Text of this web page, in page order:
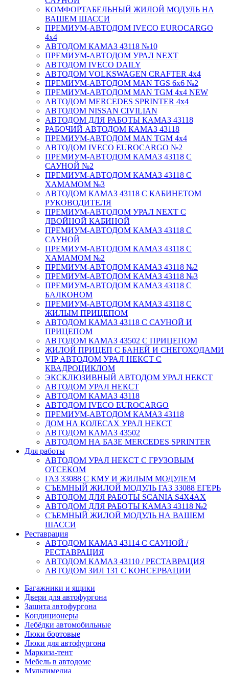
КОМФОРТАБЕЛЬНЫЙ ЖИЛОЙ МОДУЛЬ НА
ВАШЕМ ШАССИ
ПРЕМИУМ-АВТОДОМ IVECO EUROCARGO
4х4
АВТОДОМ КАМАЗ 43118 №10
ПРЕМИУМ-АВТОДОМ УРАЛ NEXT
АВТОДОМ IVECO DAILY
АВТОДОМ VOLKSWAGEN CRAFTER 4х4
ПРЕМИУМ-АВТОДОМ MAN TGS 6х6 №2
ПРЕМИУМ-АВТОДОМ MAN TGM 4x4 NEW
АВТОДОМ MERCEDES SPRINTER 4x4
АВТОДОМ NISSAN CIVILIAN
АВТОДОМ ДЛЯ РАБОТЫ КАМАЗ 43118
РАБОЧИЙ АВТОДОМ КАМАЗ 43118
ПРЕМИУМ-АВТОДОМ MAN TGM 4x4
АВТОДОМ IVECO EUROCARGO №2
ПРЕМИУМ-АВТОДОМ КАМАЗ 43118 С
САУНОЙ №2
ПРЕМИУМ-АВТОДОМ КАМАЗ 43118 С
ХАМАМОМ №3
АВТОДОМ КАМАЗ 43118 С КАБИНЕТОМ
РУКОВОДИТЕЛЯ
ПРЕМИУМ-АВТОДОМ УРАЛ NEXT С
ДВОЙНОЙ КАБИНОЙ
ПРЕМИУМ-АВТОДОМ КАМАЗ 43118 С
САУНОЙ
ПРЕМИУМ-АВТОДОМ КАМАЗ 43118 С
ХАМАМОМ №2
ПРЕМИУМ-АВТОДОМ КАМАЗ 43118 №2
ПРЕМИУМ-АВТОДОМ КАМАЗ 43118 №3
ПРЕМИУМ-АВТОДОМ КАМАЗ 43118 С
БАЛКОНОМ
ПРЕМИУМ-АВТОДОМ КАМАЗ 43118 С
ЖИЛЫМ ПРИЦЕПОМ
АВТОДОМ КАМАЗ 43118 С САУНОЙ И
ПРИЦЕПОМ
АВТОДОМ КАМАЗ 43502 С ПРИЦЕПОМ
ЖИЛОЙ ПРИЦЕП С БАНЕЙ И СНЕГОХОДАМИ
VIP АВТОДОМ УРАЛ НЕКСТ С
КВАДРОЦИКЛОМ
ЭКСКЛЮЗИВНЫЙ АВТОДОМ УРАЛ НЕКСТ
АВТОДОМ УРАЛ НЕКСТ
АВТОДОМ КАМАЗ 43118
АВТОДОМ IVECO EUROCARGO
ПРЕМИУМ-АВТОДОМ КАМАЗ 43118
ДОМ НА КОЛЕСАХ УРАЛ НЕКСТ
АВТОДОМ КАМАЗ 43502
АВТОДОМ НА БАЗЕ MERCEDES SPRINTER
Для работы
АВТОДОМ УРАЛ НЕКСТ С ГРУЗОВЫМ
ОТСЕКОМ
ГАЗ 33088 С КМУ И ЖИЛЫМ МОДУЛЕМ
СЪЕМНЫЙ ЖИЛОЙ МОДУЛЬ ГАЗ 33088 ЕГЕРЬ
АВТОДОМ ДЛЯ РАБОТЫ SCANIA S4X4AX
АВТОДОМ ДЛЯ РАБОТЫ КАМАЗ 43118 №2
СЪЕМНЫЙ ЖИЛОЙ МОДУЛЬ НА ВАШЕМ
ШАССИ
Реставрация
АВТОДОМ КАМАЗ 43114 С САУНОЙ /
РЕСТАВРАЦИЯ
АВТОДОМ КАМАЗ 43110 / РЕСТАВРАЦИЯ
АВТОДОМ ЗИЛ 131 С КОНСЕРВАЦИИ
Багажники и ящики
Двери для автофургона
Защита автофургона
Кондиционеры
Лебёдки автомобильные
Люки бортовые
Люки для автофургона
Маркиза-тент
Мебель в автодоме
Мультимедиа